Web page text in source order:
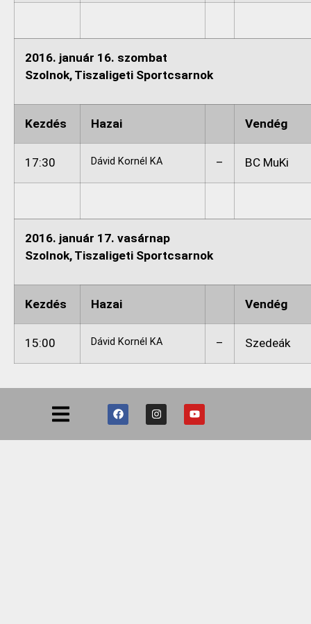
2016. január 16. szombat
Szolnok, Tiszaligeti Sportcsarnok
Kezdés Hazai Vendég
17:30 Dávid Kornél KA – BC MuKi
2016. január 17. vasárnap
Szolnok, Tiszaligeti Sportcsarnok
Kezdés Hazai Vendég
15:00 Dávid Kornél KA – Szedeák